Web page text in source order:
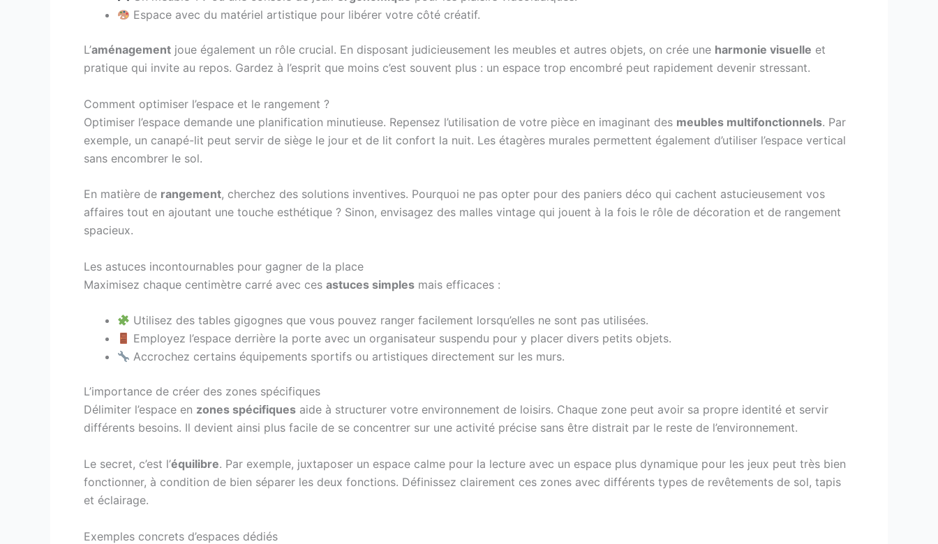
Espace avec du matériel artistique pour libérer votre côté créatif.
L’aménagement joue également un rôle crucial. En disposant judicieusement les meubles et autres objets, on crée une harmonie visuelle et
pratique qui invite au repos. Gardez à l’esprit que moins c’est souvent plus : un espace trop encombré peut rapidement devenir stressant.
Comment optimiser l’espace et le rangement ?
Optimiser l’espace demande une planification minutieuse. Repensez l’utilisation de votre pièce en imaginant des meubles multifonctionnels. Par
exemple, un canapé-lit peut servir de siège le jour et de lit confort la nuit. Les étagères murales permettent également d’utiliser l’espace vertical
sans encombrer le sol.
En matière de rangement, cherchez des solutions inventives. Pourquoi ne pas opter pour des paniers déco qui cachent astucieusement vos
affaires tout en ajoutant une touche esthétique ? Sinon, envisagez des malles vintage qui jouent à la fois le rôle de décoration et de rangement
spacieux.
Les astuces incontournables pour gagner de la place
Maximisez chaque centimètre carré avec ces astuces simples mais efficaces :
Utilisez des tables gigognes que vous pouvez ranger facilement lorsqu’elles ne sont pas utilisées.
Employez l’espace derrière la porte avec un organisateur suspendu pour y placer divers petits objets.
Accrochez certains équipements sportifs ou artistiques directement sur les murs.
L’importance de créer des zones spécifiques
Délimiter l’espace en zones spécifiques aide à structurer votre environnement de loisirs. Chaque zone peut avoir sa propre identité et servir
différents besoins. Il devient ainsi plus facile de se concentrer sur une activité précise sans être distrait par le reste de l’environnement.
Le secret, c’est l’équilibre. Par exemple, juxtaposer un espace calme pour la lecture avec un espace plus dynamique pour les jeux peut très bien
fonctionner, à condition de bien séparer les deux fonctions. Définissez clairement ces zones avec différents types de revêtements de sol, tapis
et éclairage.
Exemples concrets d’espaces dédiés